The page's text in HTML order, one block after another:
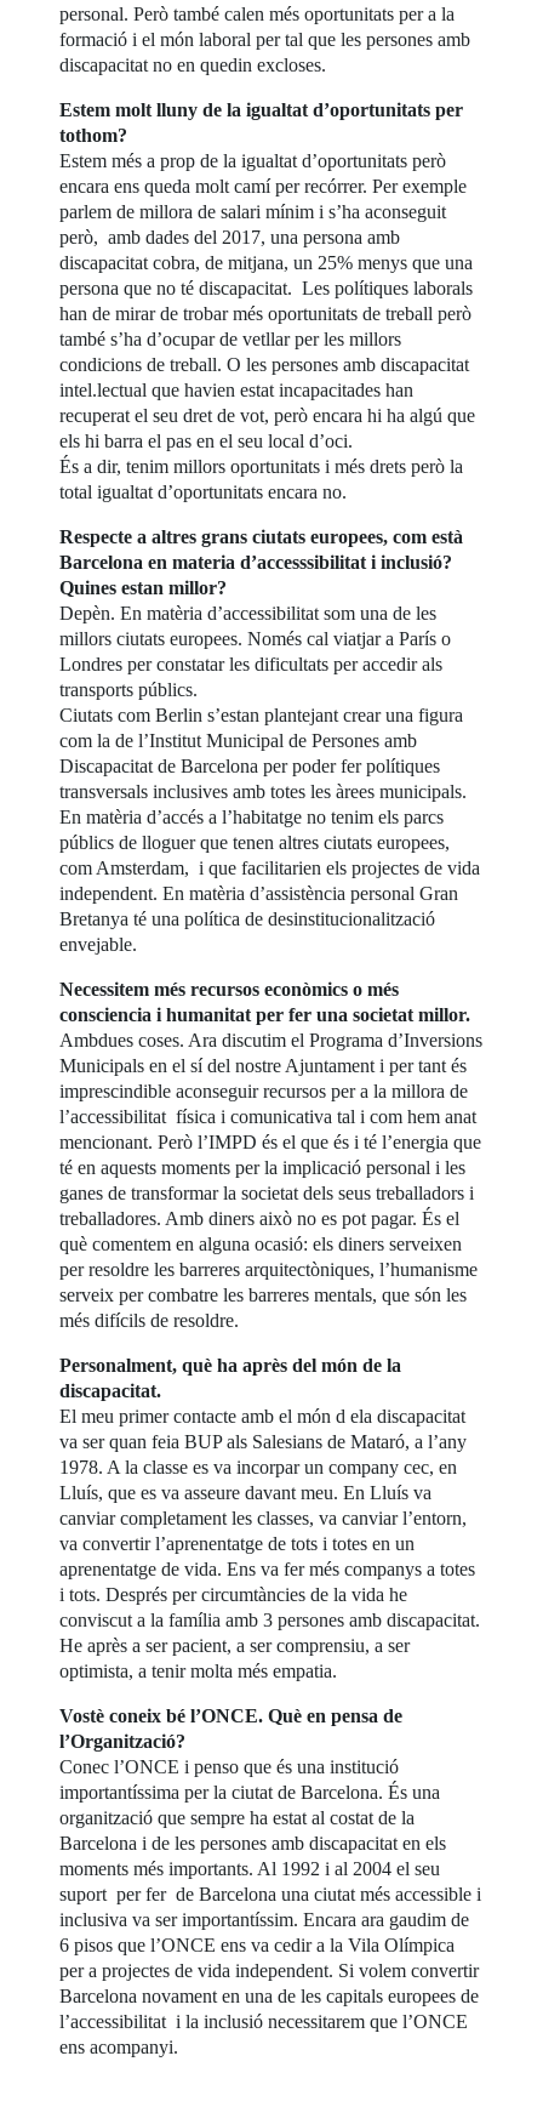
personal. Però també calen més oportunitats per a la
formació i el món laboral per tal que les persones amb
discapacitat no en quedin excloses.
Estem molt lluny de la igualtat d’oportunitats per
tothom?
Estem més a prop de la igualtat d’oportunitats però
encara ens queda molt camí per recórrer. Per exemple
parlem de millora de salari mínim i s’ha aconseguit
però, amb dades del 2017, una persona amb
discapacitat cobra, de mitjana, un 25% menys que una
persona que no té discapacitat. Les polítiques laborals
han de mirar de trobar més oportunitats de treball però
també s’ha d’ocupar de vetllar per les millors
condicions de treball. O les persones amb discapacitat
intel.lectual que havien estat incapacitades han
recuperat el seu dret de vot, però encara hi ha algú que
els hi barra el pas en el seu local d’oci.
És a dir, tenim millors oportunitats i més drets però la
total igualtat d’oportunitats encara no.
Respecte a altres grans ciutats europees, com està
Barcelona en materia d’accesssibilitat i inclusió?
Quines estan millor?
Depèn. En matèria d’accessibilitat som una de les
millors ciutats europees. Només cal viatjar a París o
Londres per constatar les dificultats per accedir als
transports públics.
Ciutats com Berlin s’estan plantejant crear una figura
com la de l’Institut Municipal de Persones amb
Discapacitat de Barcelona per poder fer polítiques
transversals inclusives amb totes les àrees municipals.
En matèria d’accés a l’habitatge no tenim els parcs
públics de lloguer que tenen altres ciutats europees,
com Amsterdam, i que facilitarien els projectes de vida
independent. En matèria d’assistència personal Gran
Bretanya té una política de desinstitucionalització
envejable.
Necessitem més recursos econòmics o més
consciencia i humanitat per fer una societat millor.
Ambdues coses. Ara discutim el Programa d’Inversions
Municipals en el sí del nostre Ajuntament i per tant és
imprescindible aconseguir recursos per a la millora de
l’accessibilitat física i comunicativa tal i com hem anat
mencionant. Però l’IMPD és el que és i té l’energia que
té en aquests moments per la implicació personal i les
ganes de transformar la societat dels seus treballadors i
treballadores. Amb diners això no es pot pagar. És el
què comentem en alguna ocasió: els diners serveixen
per resoldre les barreres arquitectòniques, l’humanisme
serveix per combatre les barreres mentals, que són les
més difícils de resoldre.
Personalment, què ha après del món de la
discapacitat.
El meu primer contacte amb el món d ela discapacitat
va ser quan feia BUP als Salesians de Mataró, a l’any
1978. A la classe es va incorpar un company cec, en
Lluís, que es va asseure davant meu. En Lluís va
canviar completament les classes, va canviar l’entorn,
va convertir l’aprenentatge de tots i totes en un
aprenentatge de vida. Ens va fer més companys a totes
i tots. Després per circumtàncies de la vida he
conviscut a la família amb 3 persones amb discapacitat.
He après a ser pacient, a ser comprensiu, a ser
optimista, a tenir molta més empatia.
Vostè coneix bé l’ONCE. Què en pensa de
l’Organització?
Conec l’ONCE i penso que és una institució
importantíssima per la ciutat de Barcelona. És una
organització que sempre ha estat al costat de la
Barcelona i de les persones amb discapacitat en els
moments més importants. Al 1992 i al 2004 el seu
suport per fer de Barcelona una ciutat més accessible i
inclusiva va ser importantíssim. Encara ara gaudim de
6 pisos que l’ONCE ens va cedir a la Vila Olímpica
per a projectes de vida independent. Si volem convertir
Barcelona novament en una de les capitals europees de
l’accessibilitat i la inclusió necessitarem que l’ONCE
ens acompanyi.